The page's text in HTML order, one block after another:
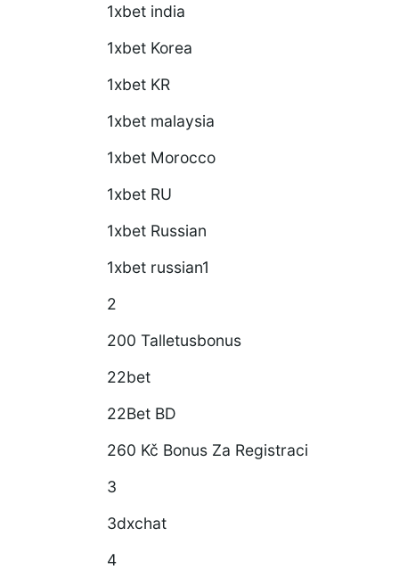
1xbet india
1xbet Korea
1xbet KR
1xbet malaysia
1xbet Morocco
1xbet RU
1xbet Russian
1xbet russian1
2
200 Talletusbonus
22bet
22Bet BD
260 Kč Bonus Za Registraci
3
3dxchat
4